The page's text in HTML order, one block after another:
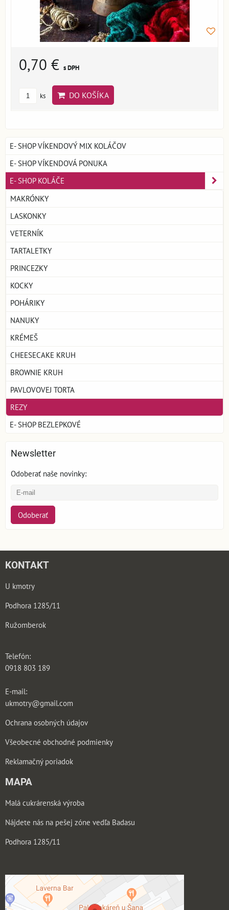
0,70 € s DPH
ks DO KOŠÍKA
E- SHOP VÍKENDOVÝ MIX KOLÁČOV
E- SHOP VÍKENDOVÁ PONUKA
E- SHOP KOLÁČE
MAKRÓNKY
LASKONKY
VETERNÍK
TARTALETKY
PRINCEZKY
KOCKY
POHÁRIKY
NANUKY
KRÉMEŠ
CHEESECAKE KRUH
BROWNIE KRUH
PAVLOVOVEJ TORTA
REZY
E- SHOP BEZLEPKOVÉ
Newsletter
Odoberať naše novinky:
Odoberať
KONTAKT
U kmotry
Podhora 1285/11
Ružomberok
Telefón:
0918 803 189
E-mail:
ukmotry@gmail.com
Ochrana osobných údajov
Všeobecné obchodné podmienky
Reklamačný poriadok
MAPA
Malá cukrárenská výroba
Nájdete nás na pešej zóne vedľa Badasu
Podhora 1285/11